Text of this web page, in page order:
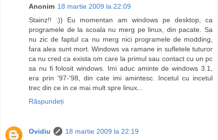
Anonim 18 martie 2009 la 22:09
Stainz!! :)) Eu momentan am windows pe desktop, ca
programele de la scoala nu merg pe linux, din pacate. Sa
nu zic de faptul ca nu merg nici programele de modding,
fara alea sunt mort. Windows va ramane in sufletele tuturor
ca nu cred ca exista om care la primul sau contact cu un pc
sa nu fi folosit windows. Imi aduc aminte de windows 3.1,
era prin '97-'98, din cate imi amintesc. Incetul cu incetul
trec din ce in ce mai mult spre linux...
Răspundeți
Ovidiu
18 martie 2009 la 22:19